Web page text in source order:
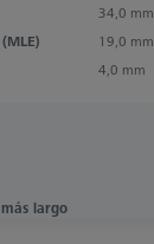
34,0 mm
19,0 mm
4,0 mm
largo